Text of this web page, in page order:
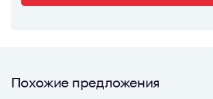
Похожие предложения